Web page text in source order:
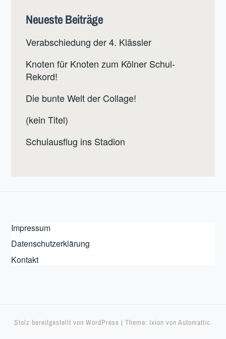
Neueste Beiträge
Verabschiedung der 4. Klässler
Knoten für Knoten zum Kölner Schul-
Rekord!
Die bunte Welt der Collage!
(kein Titel)
Schulausflug ins Stadion
Impressum
Datenschutzerklärung
Kontakt
Stolz bereitgestellt von WordPress | Theme: Ixion von Automattic.